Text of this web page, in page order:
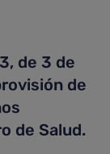
de 3 de
de
de Salud.